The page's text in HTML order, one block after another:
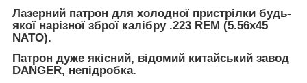
Лазерний патрон для холодної пристрілки будь-
якої нарізної зброї калібру .223 REM (5.56х45
NATO).
Патрон дуже якісний, відомий китайський завод
DANGER, непідробка.